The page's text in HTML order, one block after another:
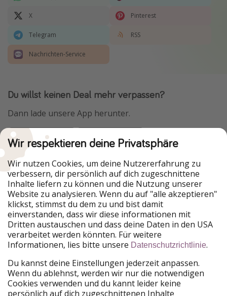
X Pinterest
Telegram RSS
Nachrichten-Service
Du willst keinen Deal mehr verpassen?
Dann lade unsere App herunter.
Urlaubspiraten ist Teil der HolidayPirates Group
Unsere Märkte
PiratinViaggio
HolidayPirates
VakantiePiraten
WakacyjniPiraci
VoyagesPirates
Ferienpiraten
Urlaubspiraten
ViajerosPiratas
TravelPirates
HolidayPirates Group
Lerne uns kennen Rechtliches
Wir respektieren deine Privatsphäre
Wir nutzen Cookies, um deine Nutzererfahrung zu
verbessern, dir persönlich auf dich zugeschnittene
Inhalte liefern zu können und die Nutzung unserer
Website zu analysieren. Wenn du auf "alle akzeptieren"
klickst, stimmst du dem zu und bist damit
einverstanden, dass wir diese informationen mit
Dritten austauschen und dass deine Daten in den USA
verarbeitet werden könnten. Für weitere
Informationen, lies bitte unsere Datenschutzrichtlinie.
Du kannst deine Einstellungen jederzeit anpassen.
Wenn du ablehnst, werden wir nur die notwendigen
Cookies verwenden und du kannt leider keine
persönlich auf dich zugeschnittenen Inhalte